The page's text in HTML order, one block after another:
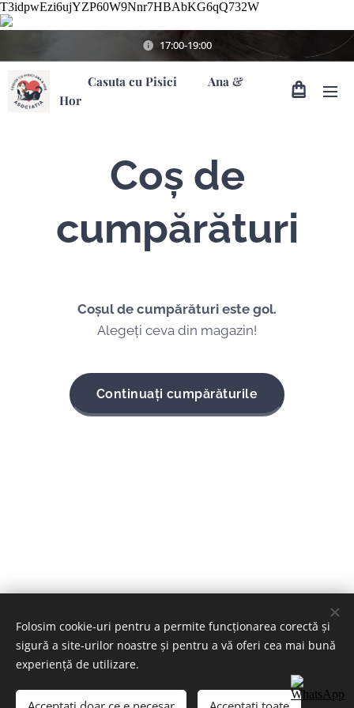
T3idpwEzi6ujYZP60W9Nnr7HBAbKG6qQ732W
17:00-19:00
Casuta cu Pisici Ana &
Hor
Coş de
cumpărături
Coșul de cumpărături este gol.
Alegeți ceva din magazin!
Continuați cumpărăturile
Imagini furnizate de
Folosim cookie-uri pentru a permite funcționarea corectă și
sigură a site-urilor noastre și pentru a vă oferi cea mai bună
experiență de utilizare.